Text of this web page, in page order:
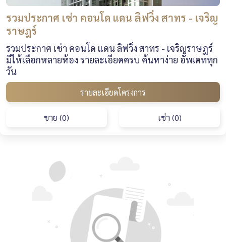
รวมประกาศ เช่า คอนโด แดน ลิฟวิ่ง สาทร - เจริญ
ราษฎร์
รวมประกาศ เช่า คอนโด แดน ลิฟวิ่ง สาทร - เจริญราษฎร์
มีให้เลือกหลายห้อง รายละเอียดครบ ค้นหาง่าย อัพเดททุก
วัน
รายละเอียดโครงการ
ขาย (0) เช่า (0)